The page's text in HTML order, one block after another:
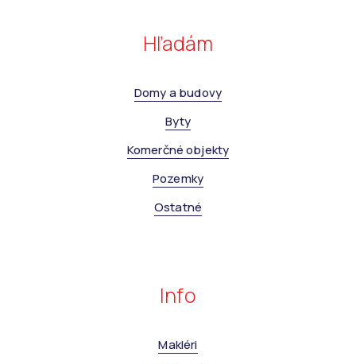
Hľadám
Domy a budovy
Byty
Komerčné objekty
Pozemky
Ostatné
Info
Makléri